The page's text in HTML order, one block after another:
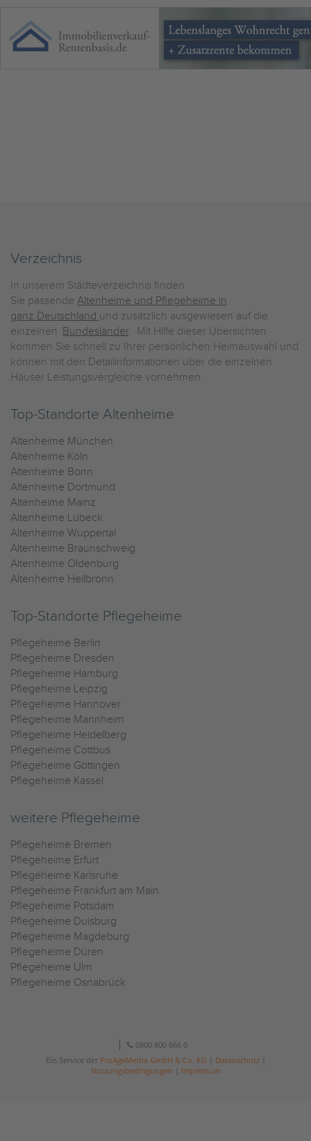
Verzeichnis
In unserem Städteverzeichnis finden
Sie passende Altenheime und Pflegeheime in
ganz Deutschland und zusätzlich ausgewiesen auf die
einzelnen Bundesländer. Mit Hilfe dieser Übersichten
kommen Sie schnell zu Ihrer persönlichen Heimauswahl und
können mit den Detailinformationen über die einzelnen
Häuser Leistungsvergleiche vornehmen.
Top-Standorte Altenheime
Altenheime München
Altenheime Köln
Altenheime Bonn
Altenheime Dortmund
Altenheime Mainz
Altenheime Lübeck
Altenheime Wuppertal
Altenheime Braunschweig
Altenheime Oldenburg
Altenheime Heilbronn
Top-Standorte Pflegeheime
Pflegeheime Berlin
Pflegeheime Dresden
Pflegeheime Hamburg
Pflegeheime Leipzig
Pflegeheime Hannover
Pflegeheime Mannheim
Pflegeheime Heidelberg
Pflegeheime Cottbus
Pflegeheime Göttingen
Pflegeheime Kassel
weitere Pflegeheime
Pflegeheime Bremen
Pflegeheime Erfurt
Pflegeheime Karlsruhe
Pflegeheime Frankfurt am Main
Pflegeheime Potsdam
Pflegeheime Duisburg
Pflegeheime Magdeburg
Pflegeheime Düren
Pflegeheime Ulm
Pflegeheime Osnabrück
0800 800 666 0
Ein Service der ProAgeMedia GmbH & Co. KG Datenschutz|
Nutzungsbedingungen
Impressum